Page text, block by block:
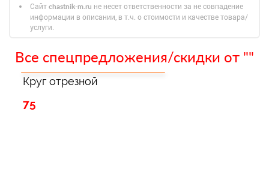
Сайт chastnik-m.ru не несет ответственности за не совпадение
информации в описании, в т.ч. о стоимости и качестве товара/
услуги.
Все спецпредложения/скидки от ""
Круг отрезной
75